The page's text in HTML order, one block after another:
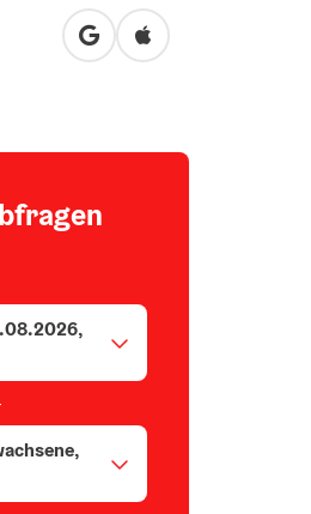
in Google Maps öffnen
in Apple Maps
,
,